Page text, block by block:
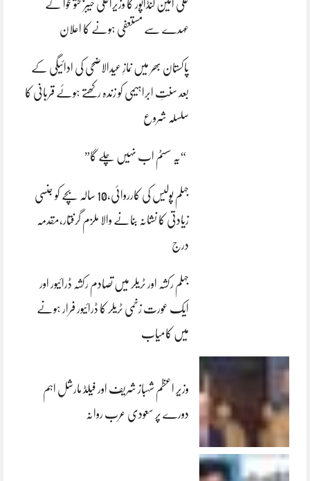
علی امین گنڈاپور کا وزیراعلیٰ خیبرپختونخوا کے
عہدے سے مستعفی ہونے کا اعلان
پاکستان بھر میں نمازِ عیدالاضحی کی ادائیگی کے
بعد سنتِ ابراہیمی کو زندہ رکھتے ہوئے قربانی کا
سلسلہ شروع
“یہ سسٹم اب نہیں چلے گا”
جہلم پولیس کی کارروائی،10 سالہ بچے کو جنسی
زیادتی کا نشانہ بنانے والا ملزم گرفتار،مقدمہ
درج
جہلم رکشہ اور ٹریلر میں تصادم رکشہ ڈرائیور اور
ایک عورت زخمی ٹریلر کا ڈرائیور فرار ہونے
میں کامیاب
وزیر اعظم شہباز شریف اور فیلڈ مارشل اہم
دورے پر سعودی عرب روانہ